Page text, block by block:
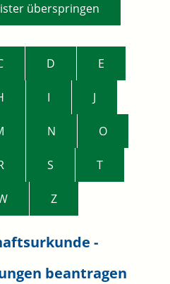
überspringen
D E
I J
N O
S T
Z
-
beantragen